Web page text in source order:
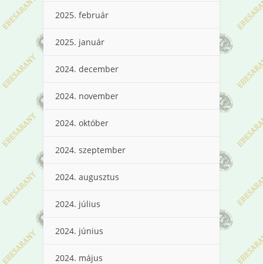
2025. február
2025. január
2024. december
2024. november
2024. október
2024. szeptember
2024. augusztus
2024. július
2024. június
2024. május